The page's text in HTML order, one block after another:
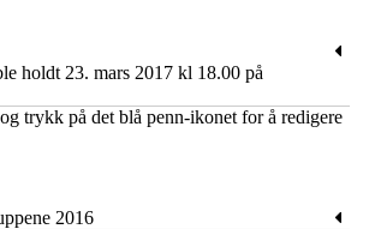
holdt 23. mars 2017 kl 18.00 på
trykk på det blå penn-ikonet for å redigere
2016